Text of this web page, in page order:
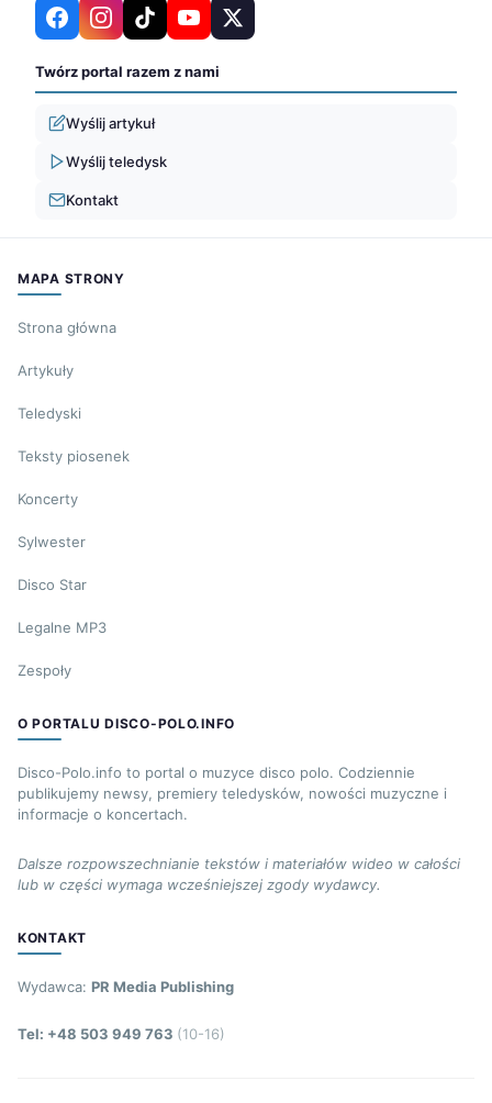
Twórz portal razem z nami
Wyślij artykuł
Wyślij teledysk
Kontakt
MAPA STRONY
Strona główna
Artykuły
Teledyski
Teksty piosenek
Koncerty
Sylwester
Disco Star
Legalne MP3
Zespoły
O PORTALU DISCO-POLO.INFO
Disco-Polo.info to portal o muzyce disco polo. Codziennie
publikujemy newsy, premiery teledysków, nowości muzyczne i
informacje o koncertach.
Dalsze rozpowszechnianie tekstów i materiałów wideo w całości
lub w części wymaga wcześniejszej zgody wydawcy.
KONTAKT
Wydawca: PR Media Publishing
Tel: +48 503 949 763 (10-16)